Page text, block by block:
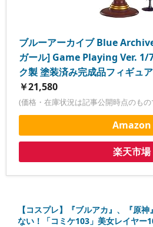
ブルーアーカイブ Blue
ガール] Game Playing Ver. 1/
ク製 塗装済み完成品フィギュア
￥21,580
(価格・在庫状況は記事公開時点のも
Amazon
楽天市場
【コスプレ】『ブルアカ』、『原
ない！「コミケ103」美女レイヤー